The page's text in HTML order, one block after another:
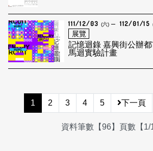
111/12/03 (六) 112/01/15
展覽
記憶迴錄 嘉興街公辦
馬迴實驗計畫
1 2 3 4 5 下一頁
資料筆數【96】頁數【1/